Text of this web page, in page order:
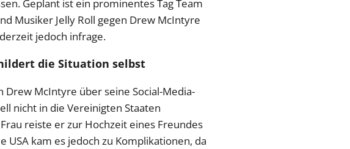
Geplant ist ein prominentes Tag Team
Musiker Jelly Roll gegen Drew McIntyre
jedoch infrage.
die Situation selbst
Drew McIntyre über seine Social-Media-
nicht in die Vereinigten Staaten
reiste er zur Hochzeit eines Freundes
USA kam es jedoch zu Komplikationen, da